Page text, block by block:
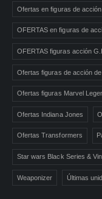
Ofertas en figuras de acción
OFERTAS en figuras de
OFERTAS figuras acción
Ofertas figuras de acción
Ofertas figuras Marvel
Ofertas Indiana Jones
Ofertas Transformers
Star wars Black Series &
Weaponizer Últimas